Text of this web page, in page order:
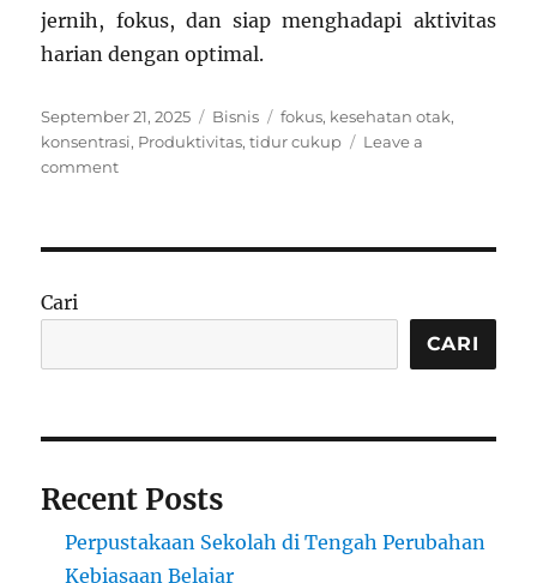
jernih, fokus, dan siap menghadapi aktivitas
harian dengan optimal.
Posted
on
September 21, 2025 Categories
Bisnis Tags
fokus, kesehatan otak,
konsentrasi, Produktivitas,tidur cukup
Leave a
commenton
Konsentrasi
Cari
CARI
Recent Posts
Perpustakaan Sekolah di Tengah Perubahan
Kebiasaan Belajar